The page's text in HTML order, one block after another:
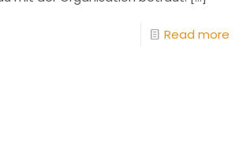
Read more